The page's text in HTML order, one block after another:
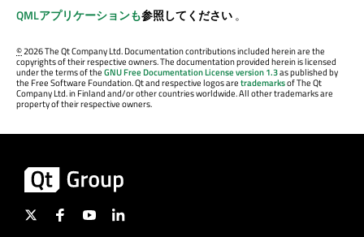
QMLアプリケーションも参照してください。
©2026 The Qt Company Ltd. Documentation contributions included herein are the
copyrights of their respective owners. The documentation provided herein is licensed
under the terms of theGNU Free Documentation License version 1.3as published by
the Free Software Foundation. Qt and respective logos aretrademarksof The Qt
Company Ltd. in Finland and/or other countries worldwide. All other trademarks are
property of their respective owners.